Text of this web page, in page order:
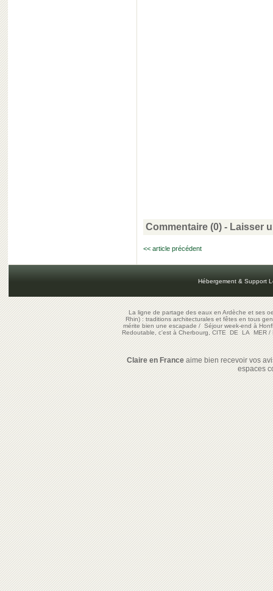
Commentaire (0) - Laisser
<< article précédent
Hébergement & Support
La ligne de partage des eaux en Ardèche et ses
Rhin) : traditions architecturales et fêtes en tous
mérite bien une escapade/Séjour week-end à
Redoutable, c'est à Cherbourg, CITE DE LA MER/
Claire en Franceaime bien recevoir vos
espaces